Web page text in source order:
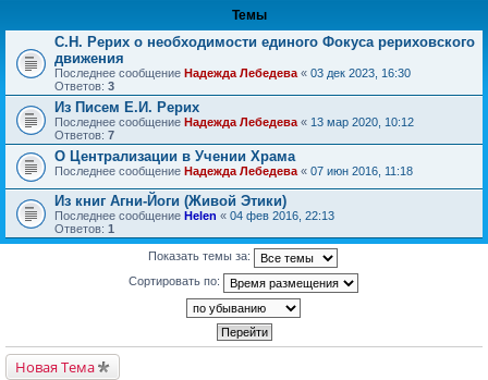
Темы
С.Н. Рерих о необходимости единого Фокуса рериховского
движения
Последнее сообщение Надежда Лебедева « 03 дек 2023, 16:30
Ответов: 3
Из Писем Е.И. Рерих
Последнее сообщение Надежда Лебедева « 13 мар 2020, 10:12
Ответов: 7
О Централизации в Учении Храма
Последнее сообщение Надежда Лебедева « 07 июн 2016, 11:18
Из книг Агни-Йоги (Живой Этики)
Последнее сообщение Helen « 04 фев 2016, 22:13
Ответов: 1
Показать темы за:
Сортировать по:
Новая Тема